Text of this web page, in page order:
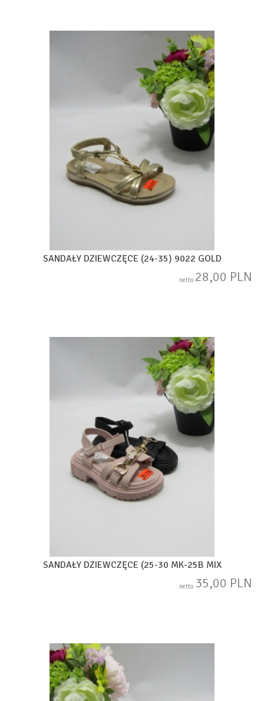
SANDAŁY DZIEWCZĘCE (24-35) 9022 GOLD
netto 28,00 PLN
SANDAŁY DZIEWCZĘCE (25-30 MK-25B MIX
netto 35,00 PLN